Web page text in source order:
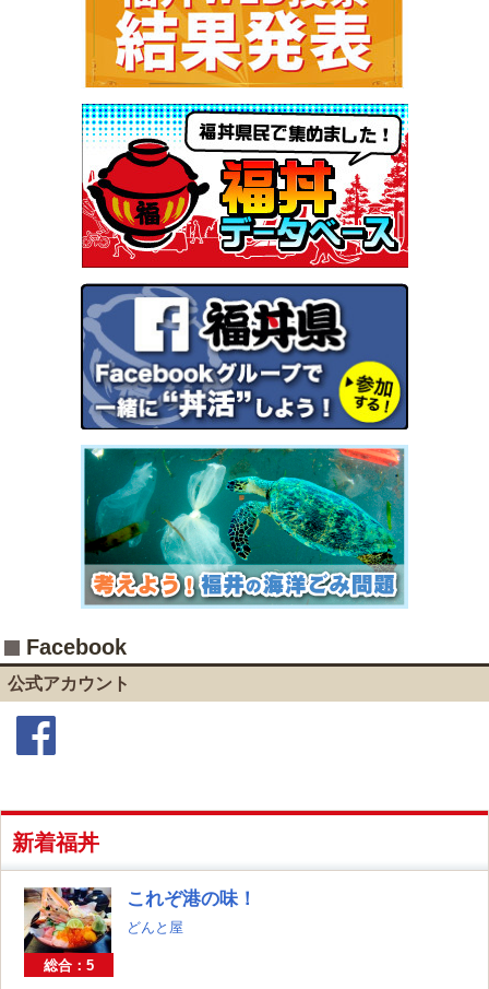
Facebook
公式アカウント
新着福丼
総合：5
これぞ港の味！
どんと屋